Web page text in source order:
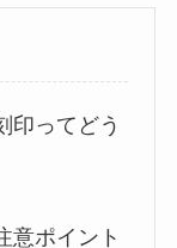
印ってどう
意ポイント